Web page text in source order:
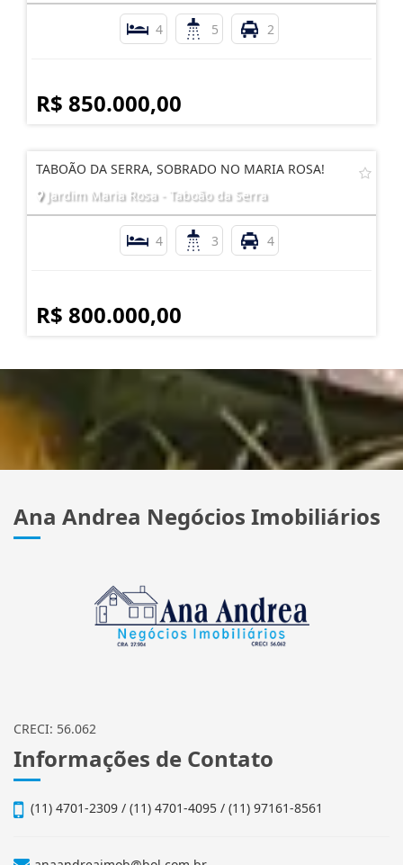
4 5 2
R$ 850.000,00
TABOÃO DA SERRA, SOBRADO NO MARIA ROSA!
Jardim Maria Rosa - Taboão da Serra
4 3 4
R$ 800.000,00
Ana Andrea Negócios Imobiliários
CRECI: 56.062
Informações de Contato
(11) 4701-2309 / (11) 4701-4095 / (11) 97161-8561